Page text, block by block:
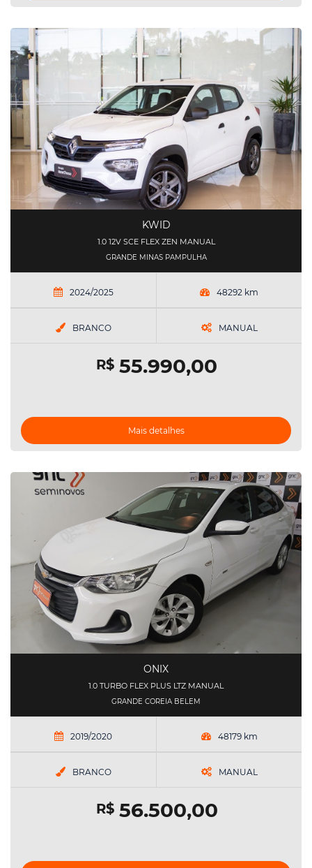
KWID
1.0 12V SCE FLEX ZEN MANUAL
GRANDE MINAS PAMPULHA
2024/2025 48292 km
BRANCO MANUAL
R$55.990,00
Mais detalhes
ONIX
1.0 TURBO FLEX PLUS LTZ MANUAL
GRANDE COREIA BELEM
2019/2020 48179 km
BRANCO MANUAL
R$56.500,00